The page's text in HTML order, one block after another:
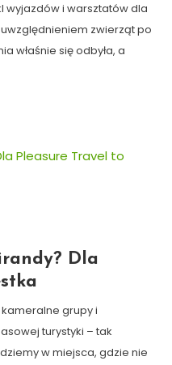
wyjazdów i warsztatów dla
zwierząt po
właśnie się odbyła, a
Dla
grupy i
turystyki – tak
w miejsca, gdzie nie